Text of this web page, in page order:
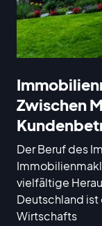
Zwischen
Der Beruf des
vielfältige
Deutschland
Wirtschafts